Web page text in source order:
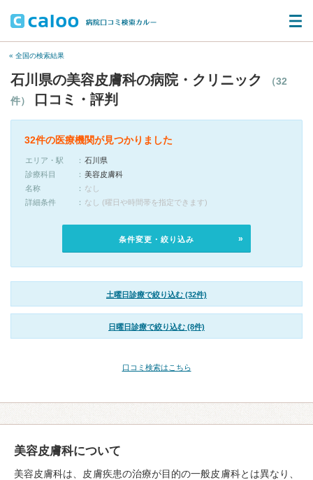
« 全国の検索結果
石川県の美容皮膚科の病院・クリニック
（32
件）
口コミ・評判
32件の医療機関が見つかりました
エリア・駅
石川県
診療科目
美容皮膚科
名称
なし
詳細条件
なし (曜日や時間帯を指定できます)
条件変更・絞り込み
土曜日診療で絞り込む (32件)
日曜日診療で絞り込む (8件)
口コミ検索はこちら
美容皮膚科について
美容皮膚科は、皮膚疾患の治療が目的の一般皮膚科とは異なり、